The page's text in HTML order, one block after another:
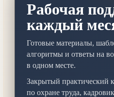
Рабочая
каждый
Готовые материалы,
алгоритмы и ответы на
в одном месте.
Закрытый практический
по охране труда,